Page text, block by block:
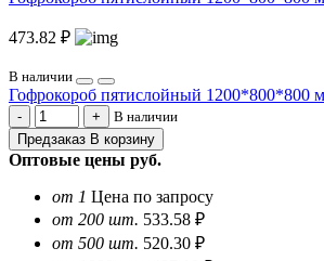
473.82 ₽
В наличии
Гофрокороб пятислойный 1200*800*800
В наличии
Предзаказ В корзину
Оптовые цены руб.
от 1 Цена по запросу
от 200 шт. 533.58 ₽
от 500 шт. 520.30 ₽